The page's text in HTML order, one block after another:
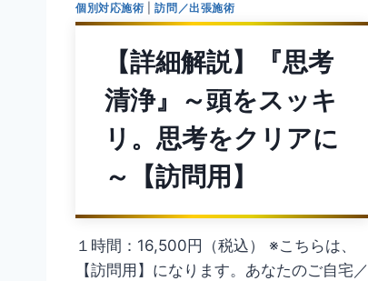
個別対応施術 |訪問／出張施術
【詳細解説】『思考
清浄』～頭をスッキ
リ。思考をクリアに
～【訪問用】
１時間：16,500円（税込） ※こちらは、
【訪問用】になります。あなたのご自宅／